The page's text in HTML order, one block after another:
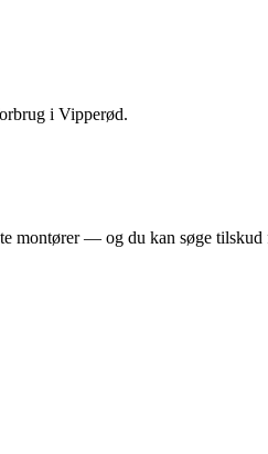
i Vipperød.
montører — og du kan søge tilskud